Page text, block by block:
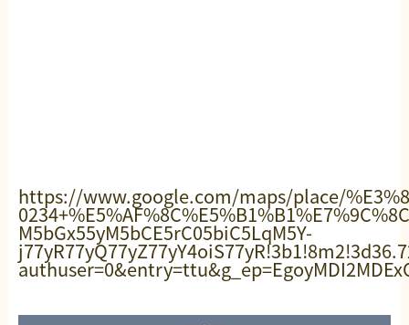
https://www.google.com/maps/place/
M5bGx55yM5bCE5rC05biC5LqM5Y-